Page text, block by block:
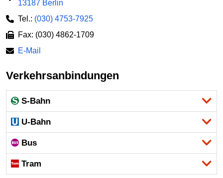
13187 Berlin
Tel.: (030) 4753-7925
Fax: (030) 4862-1709
E-Mail
Verkehrsanbindungen
S-Bahn
U-Bahn
Bus
Tram